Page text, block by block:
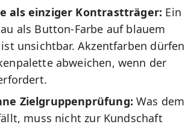
als einziger Kontrastträger: Ein
als Button-Farbe auf blauem
unsichtbar. Akzentfarben dürfen
abweichen, wenn der
Zielgruppenprüfung: Was dem
muss nicht zur Kundschaft